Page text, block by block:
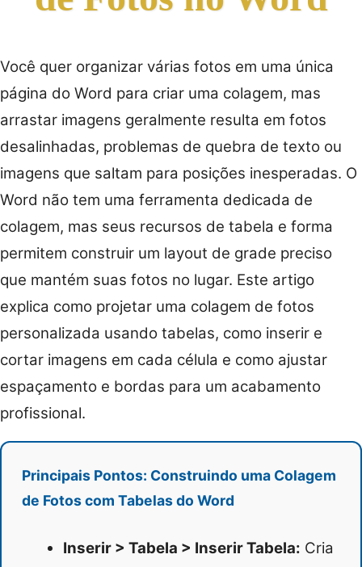
Você quer organizar várias fotos em uma única
página do Word para criar uma colagem, mas
arrastar imagens geralmente resulta em fotos
desalinhadas, problemas de quebra de texto ou
imagens que saltam para posições inesperadas. O
Word não tem uma ferramenta dedicada de
colagem, mas seus recursos de tabela e forma
permitem construir um layout de grade preciso
que mantém suas fotos no lugar. Este artigo
explica como projetar uma colagem de fotos
personalizada usando tabelas, como inserir e
cortar imagens em cada célula e como ajustar
espaçamento e bordas para um acabamento
profissional.
Principais Pontos: Construindo uma Colagem
de Fotos com Tabelas do Word
Inserir > Tabela > Inserir Tabela: Cria